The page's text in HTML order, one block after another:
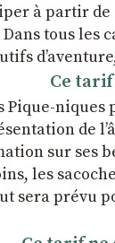
à partir de
tous
Ce
Pique-
de
sur ses
les
sera prévu